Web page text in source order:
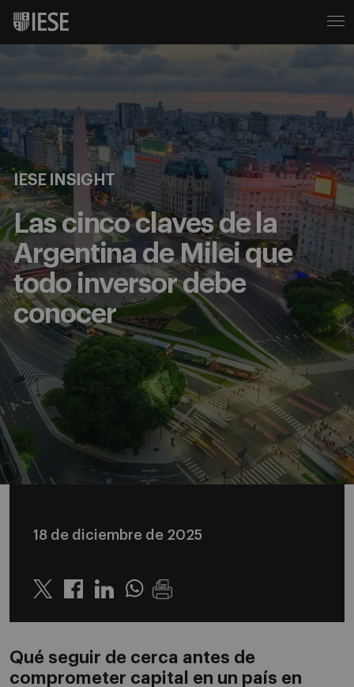
IESE INSIGHT
Las cinco claves de la
Argentina de Milei que
todo inversor debe
conocer
18 de diciembre de 2025
Twitter LinkedinWhatsapp
Qué seguir de cerca antes de
comprometer capital en un país en